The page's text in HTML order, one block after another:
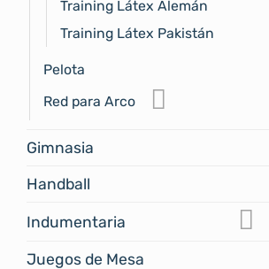
Training Látex Alemán
Training Látex Pakistán
Pelota
Red para Arco
Gimnasia
Handball
Indumentaria
Juegos de Mesa